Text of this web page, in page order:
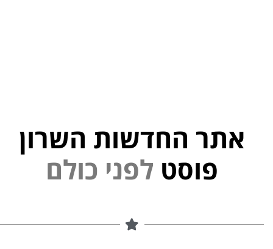
אתר החדשות השרון
פוסט